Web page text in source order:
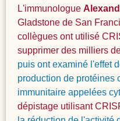
L'immunologue
Gladstone de San
collègues ont utilisé
supprimer des milliers
puis ont examiné l'effet
production de protéines
immunitaire appelées
dépistage utilisant